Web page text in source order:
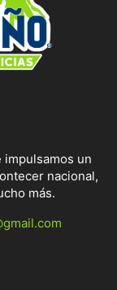
impulsamos un
nacional,
más.